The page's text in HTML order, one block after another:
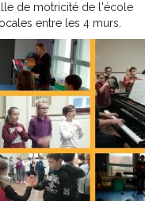
de motricité de l'école
entre les 4 murs.